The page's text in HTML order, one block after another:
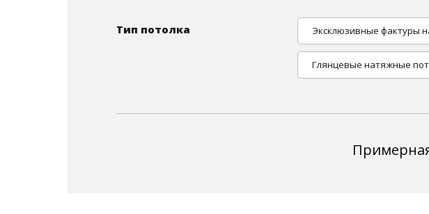
Тип потолка Эксклюзивные фактуры
Глянцевые натяжные